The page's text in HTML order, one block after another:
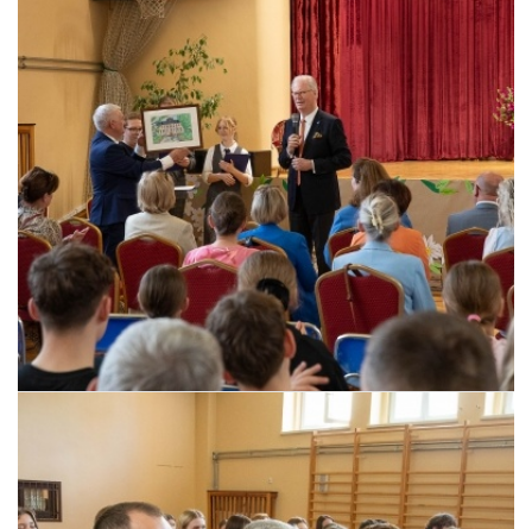
Pszczyna, 22 maja 2026 r.